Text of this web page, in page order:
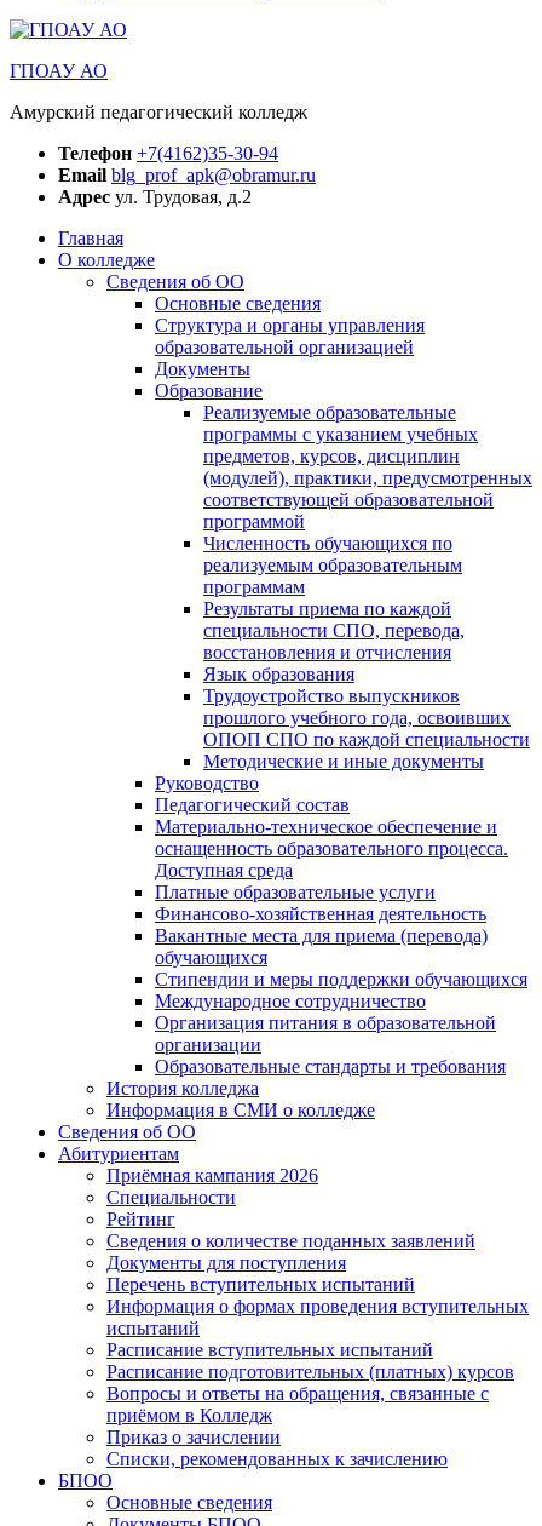
ГПОАУ АО
Амурский педагогический колледж
Телефон +7(4162)35-30-94
Email blg_prof_apk@obramur.ru
Адрес ул. Трудовая, д.2
Главная
О колледже
Сведения об ОО
Основные сведения
Структура и органы управления
образовательной организацией
Документы
Образование
Реализуемые образовательные
программы с указанием учебных
предметов, курсов, дисциплин
(модулей), практики, предусмотренных
соответствующей образовательной
программой
Численность обучающихся по
реализуемым образовательным
программам
Результаты приема по каждой
специальности СПО, перевода,
восстановления и отчисления
Язык образования
Трудоустройство выпускников
прошлого учебного года, освоивших
ОПОП СПО по каждой специальности
Методические и иные документы
Руководство
Педагогический состав
Материально-техническое обеспечение и
оснащенность образовательного процесса.
Доступная среда
Платные образовательные услуги
Финансово-хозяйственная деятельность
Вакантные места для приема (перевода)
обучающихся
Стипендии и меры поддержки обучающихся
Международное сотрудничество
Организация питания в образовательной
организации
Образовательные стандарты и требования
История колледжа
Информация в СМИ о колледже
Сведения об ОО
Абитуриентам
Приёмная кампания 2026
Специальности
Рейтинг
Сведения о количестве поданных заявлений
Документы для поступления
Перечень вступительных испытаний
Информация о формах проведения вступительных
испытаний
Расписание вступительных испытаний
Расписание подготовительных (платных) курсов
Вопросы и ответы на обращения, связанные с
приёмом в Колледж
Приказ о зачислении
Списки, рекомендованных к зачислению
БПОО
Основные сведения